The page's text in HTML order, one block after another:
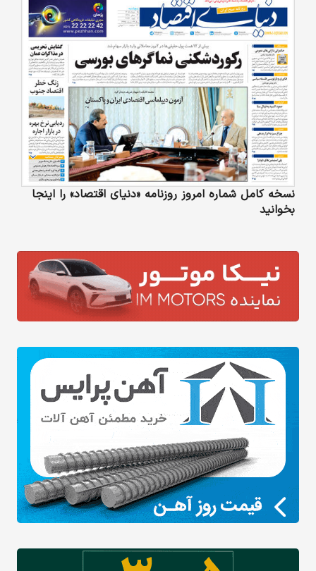
نسخه کامل شماره امروز روزنامه «دنیای‌ اقتصاد» را اینجا
بخوانید